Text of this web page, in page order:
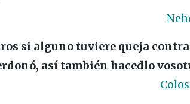
si alguno tuviere queja
así también hacedlo